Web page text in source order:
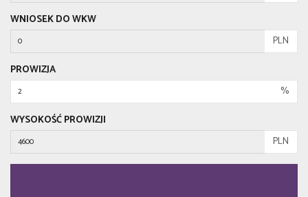
WNIOSEK DO WKW
PLN
PROWIZJA
%
WYSOKOŚĆ PROWIZJI
PLN